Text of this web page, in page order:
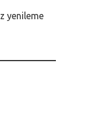
yenileme